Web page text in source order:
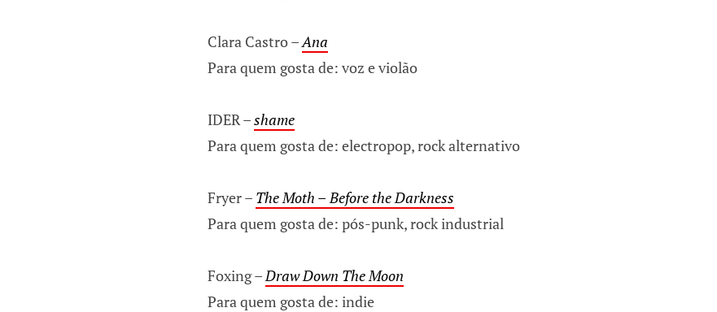
Clara Castro –Ana
Para quem gosta de: voz e violão
IDER –shame
Para quem gosta de: electropop, rock alternativo
Fryer – The Moth – Before the Darkness
Para quem gosta de: pós-punk, rock industrial
Foxing – Draw Down The Moon
Para quem gosta de: indie